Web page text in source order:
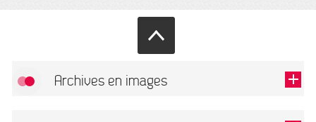
Archives en images